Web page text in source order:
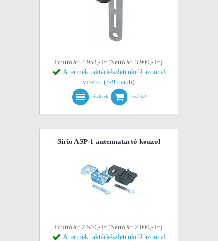
Bruttó ár: 4.953,- Ft (Nettó ár: 3.900,- Ft)
A termék raktárkészletünkről azonnal
vihető. (5-9 darab)
részletek kosárba!
Sirio ASP-1 antennatartó konzol
Bruttó ár: 2.540,- Ft (Nettó ár: 2.000,- Ft)
A termék raktárkészletünkről azonnal